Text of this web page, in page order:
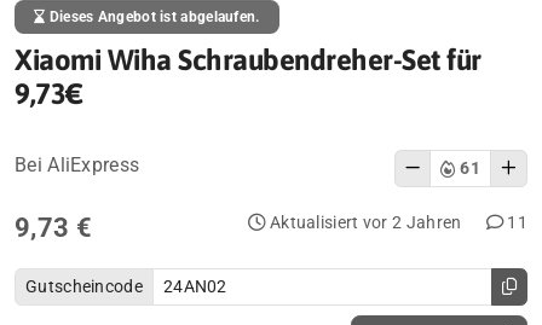
Dieses Angebot ist abgelaufen.
Xiaomi Wiha Schraubendreher-Set für
9,73€
Bei AliExpress 61
9,73 € Aktualisiert vor 2 Jahren 11
Gutscheincode 24AN02